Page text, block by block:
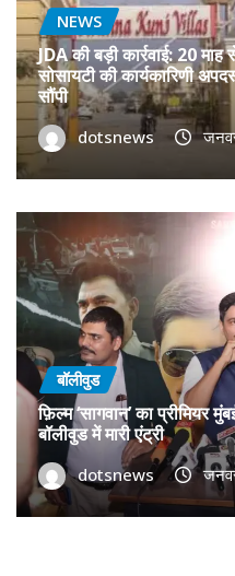
NEWS
JDA की बड़ी कार्रवाई: 20
सोसायटी की कार्यकारिणी
सौंपी
dotsnews
बॉलीवुड
फ़िल्म ‘सागवान’ का प्रीमियर
बॉलीवुड में मारी एंट्री
dotsnews